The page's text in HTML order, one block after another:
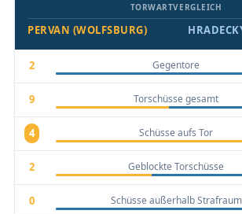
PERVAN (WOLFSBURG)
TORWARTVERGLEICH
2 Gegentore
9 Torschüsse gesamt
4 Schüsse aufs Tor
2 Geblockte Torschüsse
0 Schüsse außerhalb Strafraum